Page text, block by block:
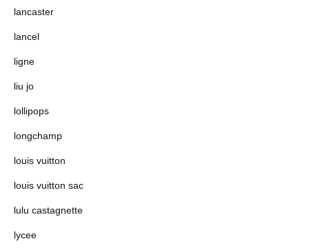
lancaster
lancel
ligne
liu jo
lollipops
longchamp
louis vuitton
louis vuitton sac
lulu castagnette
lycee